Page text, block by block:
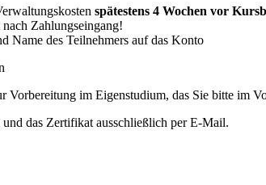
spätestens 4 Wochen vor
Zahlungseingang!
Name des Teilnehmers auf das Konto
Vorbereitung im Eigenstudium, das Sie bitte im
das Zertifikat ausschließlich per E-Mail.